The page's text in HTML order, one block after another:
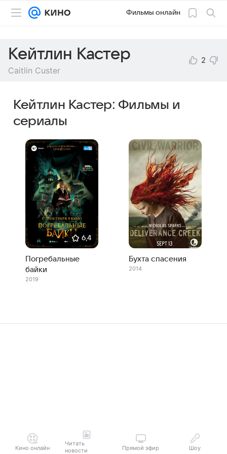
Фильмы онлайн
Кейтлин Кастер
Caitlin Custer
2
Кейтлин Кастер: Фильмы и
сериалы
6,4
Погребальные
байки
2019
Бухта спасения
2014
Кино онлайн
Читать
новости
Прямой эфир Шоу